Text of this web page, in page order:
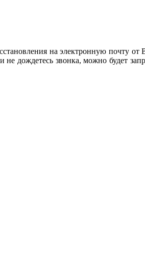
на электронную почту от
не дождетесь звонка, можно будет